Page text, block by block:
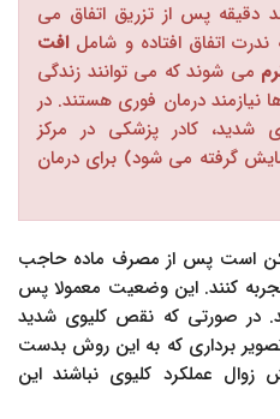
دقیقه پس از تزریق اتفاق می
اتفاق افتاده و شاملافت
می شوند که می توانند زندگی
نیازمند درمان فوری هستند. در
کادر پزشکی در مرکز
گرفته می شود) برای درمان
است پس از مصرف ماده حاجب
تجربه کنند. این وضعیت معمولا پس
در صورتی که نقص کلیوی شدید
تصویر برداری که به این روش بدست
عملکرد کلیوی نباشند این